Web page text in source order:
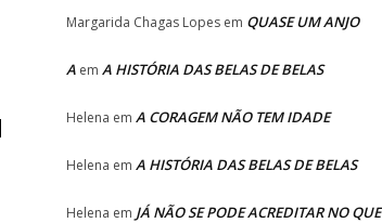
Margarida Chagas Lopes em QUASE UM ANJO
A em A HISTÓRIA DAS BELAS DE BELAS
Helena em A CORAGEM NÃO TEM IDADE
Helena em A HISTÓRIA DAS BELAS DE BELAS
Helena em JÁ NÃO SE PODE ACREDITAR NO QUE